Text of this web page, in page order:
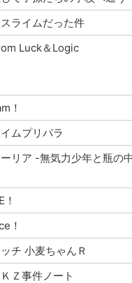
ライムだった件
Luck＆Logic
！
ムプリパラ
リア -無気力少年と瓶の中
！
チ 小麦ちゃんＲ
Ｚ事件ノート